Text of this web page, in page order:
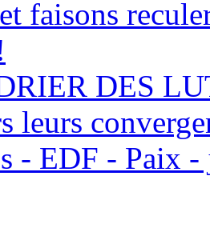
faisons
DES
leurs
- EDF - Paix